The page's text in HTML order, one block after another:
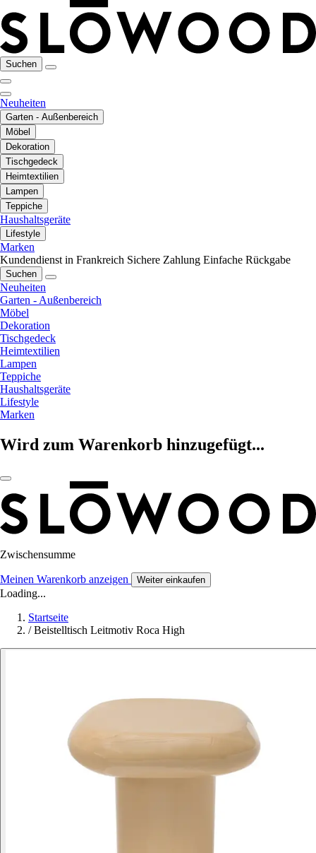
Suchen
Neuheiten
Garten - Außenbereich
Möbel
Dekoration
Tischgedeck
Heimtextilien
Lampen
Teppiche
Haushaltsgeräte
Lifestyle
Marken
Kundendienst in Frankreich Sichere Zahlung Einfache Rückgabe
Suchen
Neuheiten
Garten - Außenbereich
Möbel
Dekoration
Tischgedeck
Heimtextilien
Lampen
Teppiche
Haushaltsgeräte
Lifestyle
Marken
Wird zum Warenkorb hinzugefügt...
Zwischensumme
Meinen Warenkorb anzeigen Weiter einkaufen
Loading...
Startseite
/ Beistelltisch Leitmotiv Roca High